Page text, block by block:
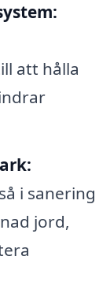
att hålla
i sanering
jord,